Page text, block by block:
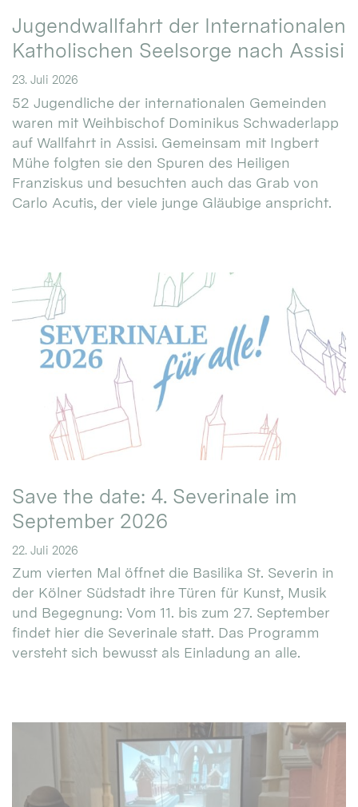
Jugendwallfahrt der Internationalen
Katholischen Seelsorge nach Assisi
23. Juli 2026
52 Jugendliche der internationalen Gemeinden
waren mit Weihbischof Dominikus Schwaderlapp
auf Wallfahrt in Assisi. Gemeinsam mit Ingbert
Mühe folgten sie den Spuren des Heiligen
Franziskus und besuchten auch das Grab von
Carlo Acutis, der viele junge Gläubige anspricht.
Save the date: 4. Severinale im
September 2026
22. Juli 2026
Zum vierten Mal öffnet die Basilika St. Severin in
der Kölner Südstadt ihre Türen für Kunst, Musik
und Begegnung: Vom 11. bis zum 27. September
findet hier die Severinale statt. Das Programm
versteht sich bewusst als Einladung an alle.